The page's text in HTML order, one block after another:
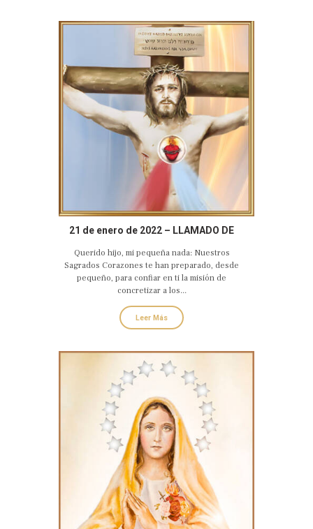
21 de enero de 2022 – LLAMADO DE
CORAZÓN EUCARÍSTICO DE JESÚS
Querido hijo, mi pequeña nada: Nuestros
Sagrados Corazones te han preparado, desde
pequeño, para confiar en ti la misión de
concretizar a los...
Leer Más